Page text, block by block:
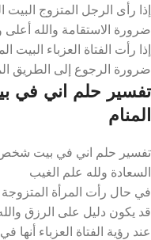
إذا رأى الرجل المتزوج
ضرورة الاستقامة والله أعلى
إذا رأت الفتاة العزباء
ضرورة الرجوع إلى الطريق
تفسير حلم اني
المنام
تفسير حلم اني في بيت
السعادة ولله علم الغيب
في حال رأت المرأة
قد يكون دليل على الرزق
عند رؤية الفتاة العزباء